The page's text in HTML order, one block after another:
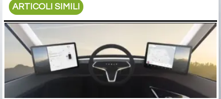
ARTICOLI SIMILI